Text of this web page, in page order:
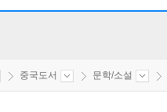
중국도서 문학/소설